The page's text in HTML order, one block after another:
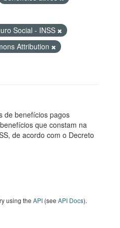
Social - INSS
Attribution
de benefícios pagos
que constam na
de acordo com o Decreto
using the API (see API Docs).